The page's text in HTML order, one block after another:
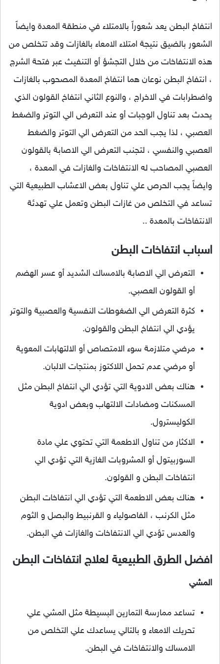
انتفاخ البطن يعد شعوراً بالامتلاء في منطقة المعدة وايضاً
الشعور بالضيق نتيجة امتلاء الامعاء بالغازات وقد تتخلص من
هذه الانتفاخات من خلال التجشؤ أو التنفيث عبر فتحة الشرج
، انتفاخ البطن نوعان هما انتفاخ المعدة المصحوب بالغازات
واضطرابات في الاخراج ، والنوع الثاني انتفاخ القولون الذي
يحدث بعد تناول الوجبات أو عند التعرض الي التوتر والضغط
العصبي ، لذا يجب الحد من التعرض الي التوتر والضغط
العصبي والنفسي ، لتجنب التعرض الي الاصابة بالقولون
العصبي المصاحب له الانتفاخات والغازات في المعدة ،
وايضاً يجب الحرص علي تناول بعض الاعشاب الطبيعية التي
تساعد في التخلص من غازات البطن وتعمل علي تهدئة
الانتفاخات بالمعدة ..
اسباب انتفاخات البطن
التعرض الي الاصابة بالامساك الشديد أو عسر الهضم
أو القولون العصبي.
كثرة التعرض الي الضغوطات النفسية والعصبية والتوتر
يؤدي الي انتفاخ البطن والقولون.
مرضي متلازمة سوء الامتصاص أو الالتهابات المعوية
أو مرضي عدم تحمل اللاكتوز بمنتجات الالبان.
هناك بعض الادوية التي تؤدي الي انتفاخ البطن مثل
المسكنات ومضادات الالتهاب وبعض ادوية
الكوليسترول.
الاكثار من تناول الاطعمة التي تحتوي علي مادة
السوربيتول أو المشروبات الغازية التي تؤدي الي
انتفاخات البطن و القولون.
هناك بعض الاطعمة التي تؤدي الي انتفاخات البطن
مثل الكرنب ، الفاصولياء و القرنبيط والبصل و الثوم
والعدس تؤدي الي الانتفاخات والغازات في البطن.
افضل الطرق الطبيعية لعلاج انتفاخات البطن
المشي
تساعد ممارسة التمارين البسيطة مثل المشي علي
تحريك الامعاء و بالتالي يساعدك علي التخلص من
الامساك والانتفاخات في البطن.